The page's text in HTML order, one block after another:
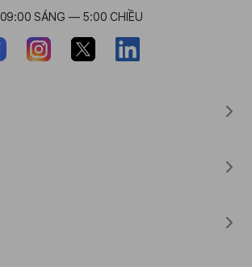
09:00 SÁNG — 5:00 CHIỀU